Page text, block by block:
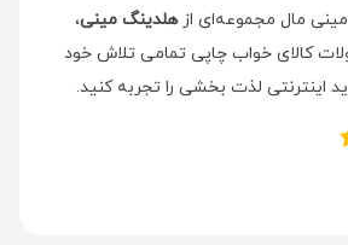
مینی مال مجموعه‌ای ازهلدینگ مینی،
کالای خواب چاپی تمامی تلاش خود
اینترنتی لذت بخشی را تجربه کنید.